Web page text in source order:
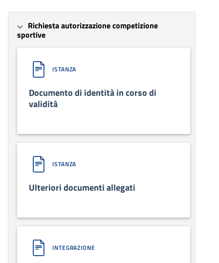
Richiesta autorizzazione competizione
sportive
ISTANZA
Documento di identità in corso di
validità
ISTANZA
Ulteriori documenti allegati
INTEGRAZIONE